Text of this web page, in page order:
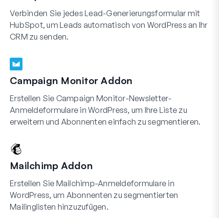
Verbinden Sie jedes Lead-Generierungsformular mit
HubSpot, um Leads automatisch von WordPress an Ihr
CRM zu senden.
Campaign Monitor Addon
Erstellen Sie Campaign Monitor-Newsletter-
Anmeldeformulare in WordPress, um Ihre Liste zu
erweitern und Abonnenten einfach zu segmentieren.
Mailchimp Addon
Erstellen Sie Mailchimp-Anmeldeformulare in
WordPress, um Abonnenten zu segmentierten
Mailinglisten hinzuzufügen.